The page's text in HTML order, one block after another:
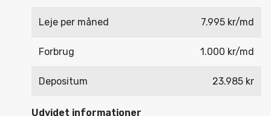
Leje per måned 7.995 kr/md
Forbrug 1.000 kr/md
Depositum 23.985 kr
Udvidet informationer